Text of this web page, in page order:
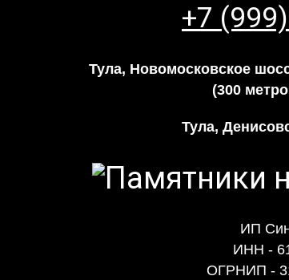
+7
Тула, Новомосковское
(300
Тула,
ИП
ИНН -
ОГРНИП -